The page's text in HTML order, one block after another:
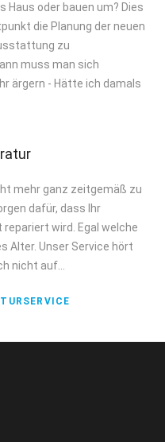
Haus oder bauen um? Dies
die Planung der neuen
zu
muss man sich
ärgern - Hätte ich damals
mehr ganz zeitgemäß zu
dafür, dass Ihr
wird. Egal welche
Alter. Unser Service hört
nicht auf...